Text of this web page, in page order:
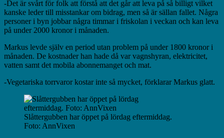
-Det är svårt för folk att förstå att det går att leva på så billigt vilket
kanske leder till misstankar om bidrag, men så är sällan fallet. Några
personer i byn jobbar några timmar i friskolan i veckan och kan leva
på under 2000 kronor i månaden.
Markus levde själv en period utan problem på under 1800 kronor i
månaden. De kostnader han hade då var vagnshyran, elektricitet,
vatten samt det mobila abonnemanget och mat.
-Vegetariska torrvaror kostar inte så mycket, förklarar Markus glatt.
Slåttergubben har öppet på lördag eftermiddag.
Foto: AnnVixen